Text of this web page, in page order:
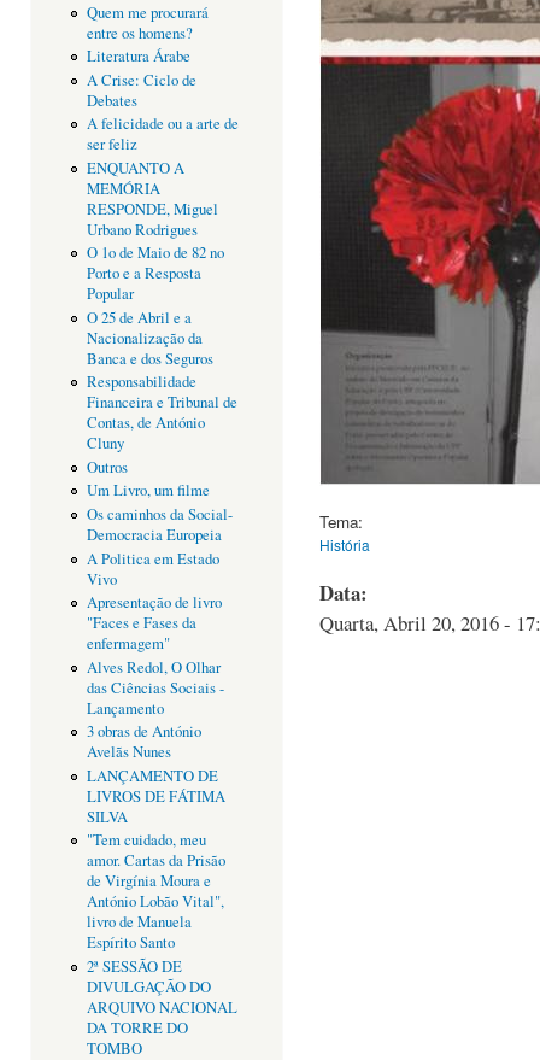
Quem me procurará
entre os homens?
Literatura Árabe
A Crise: Ciclo de
Debates
A felicidade ou a arte de
ser feliz
ENQUANTO A
MEMÓRIA
RESPONDE, Miguel
Urbano Rodrigues
O 1o de Maio de 82 no
Porto e a Resposta
Popular
O 25 de Abril e a
Nacionalização da
Banca e dos Seguros
Responsabilidade
Financeira e Tribunal de
Contas, de António
Cluny
Outros
Um Livro, um filme
Os caminhos da Social-
Democracia Europeia
A Politica em Estado
Vivo
Apresentação de livro
"Faces e Fases da
enfermagem"
Alves Redol, O Olhar
das Ciências Sociais -
Lançamento
3 obras de António
Avelãs Nunes
LANÇAMENTO DE
LIVROS DE FÁTIMA
SILVA
"Tem cuidado, meu
amor. Cartas da Prisão
de Virgínia Moura e
António Lobão Vital",
livro de Manuela
Espírito Santo
2ª SESSÃO DE
DIVULGAÇÃO DO
ARQUIVO NACIONAL
DA TORRE DO
TOMBO
Tema:
História
Data:
Quarta, Abril 20, 2016 -